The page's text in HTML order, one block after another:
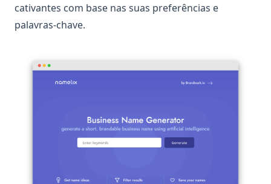
cativantes com base nas suas preferências e
palavras-chave.